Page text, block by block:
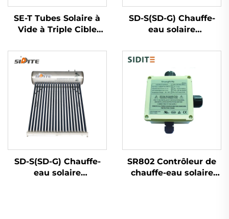
SE-T Tubes Solaire à
Vide à Triple Cible
Solaires à Haut
Rendement pour
Chauffe-eau en
Vedette de l'Université
Tsinghua
SD-S(SD-G) Chauffe-
eau solaire
écologique haute
pression polyuréthane
non pressurisé pour
hôtels autostandards
SD-S(SD-G) Chauffe-
eau solaire
SR802 Contrôleur de
chauffe-eau solaire